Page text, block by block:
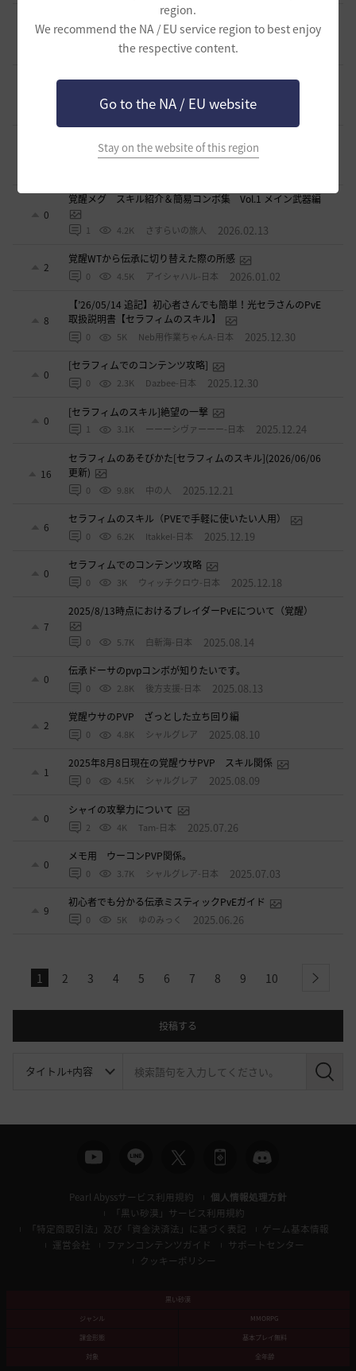
region.
We recommend the NA / EU service region to best enjoy
the respective content.
Go to the NA / EU website
Stay on the website of this region
5
【PvE】デッドアイ(DE) 狩り用：基本コンボ／ラバム（スキ
ル錬成）／スキル特化／小技まとめ（2026/02）
3.7K 片倉優樹VT 2026.02.27
コルセアの奪われた歴史 黒い砂漠史上１ではないだろ
2.7K もんもんもん 2026.02.16
覚醒メグ スキル紹介＆簡易コンボ集 Vol.2 覚醒武器編
0
覚醒メグ スキル紹介＆簡易コンボ集 Vol.1 メイン武器編
1 4.2K さすらいの旅人 2026.02.13
2
覚醒WTから伝承に切り替えた際の所感
0 4.5K アイシャハル-日本 2026.01.02
8
【’26/05/14 追記】初心者さんでも簡単！光セラさんのPvE
取扱説明書【セラフィムのスキル】
0 5K Neb用作業ちゃんA-日本 2025.12.30
0
[セラフィムでのコンテンツ攻略]
0 2.3K Dazbee-日本 2025.12.30
0
[セラフィムのスキル]絶望の一撃
1 3.1K ーーーシヴァーーー-日本 2025.12.24
16
セラフィムのあそびかた[セラフィムのスキル](2026/06/06
更新)
0 9.8K 中の人 2025.12.21
6
セラフィムのスキル（PVEで手軽に使いたい人用）
0 6.2K ItakkeI-日本 2025.12.19
0
セラフィムでのコンテンツ攻略
0 3K ウィッチクロウ-日本 2025.12.18
7
2025/8/13時点におけるブレイダーPvEについて（覚醒）
0 5.7K 白斬海-日本 2025.08.14
0
伝承ドーサのpvpコンボが知りたいです。
0 2.8K 後方支援-日本 2025.08.13
2
覚醒ウサのPVP ざっとした立ち回り編
0 4.8K シャルグレア 2025.08.10
1
2025年8月8日現在の覚醒ウサPVP スキル関係
0 4.5K シャルグレア 2025.08.09
0
シャイの攻撃力について
2 4K Tam-日本 2025.07.26
0
メモ用 ウーコンPVP関係。
0 3.7K シャルグレア-日本 2025.07.03
9
初心者でも分かる伝承ミスティックPvEガイド
0 5K ゆのみっく 2025.06.26
1 2 3 4 5 6 7 8 9 10 next
投稿する
検
Pearl Abyssサービス利用規約
個人情報処理方針
「黒い砂漠」サービス利用規約
「特定商取引法」及び「資金決済法」に基づく表記
ゲーム基本情報
運営会社
ファンコンテンツガイド
サポートセンター
クッキーポリシー
黒い砂漠
ジャンル
MMORPG
課金形態
基本プレイ無料
対象
全年齢